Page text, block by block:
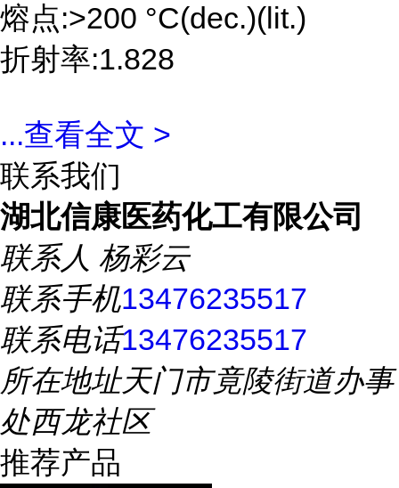
熔点:>200 °C(dec.)(lit.)
折射率:1.828
...查看全文 >
联系我们
湖北信康医药化工有限公司
联系人 杨彩云
联系手机13476235517
联系电话13476235517
所在地址天门市竟陵街道办事
处西龙社区
推荐产品